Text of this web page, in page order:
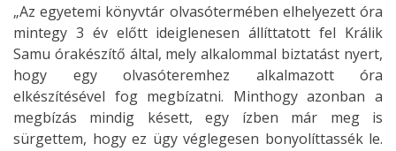
„Az egyetemi könyvtár olvasótermében elhelyezett óra
mintegy 3 év előtt ideiglenesen állíttatott fel Králik
Samu órakészítő által, mely alkalommal biztatást nyert,
hogy egy olvasóteremhez alkalmazott óra
elkészítésével fog megbízatni. Minthogy azonban a
megbízás mindig késett, egy ízben már meg is
sürgettem, hogy ez ügy véglegesen bonyolíttassék le.